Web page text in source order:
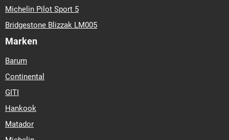
Michelin Pilot Sport 5
Bridgestone Blizzak LM005
Marken
Barum
Continental
GITI
Hankook
Matador